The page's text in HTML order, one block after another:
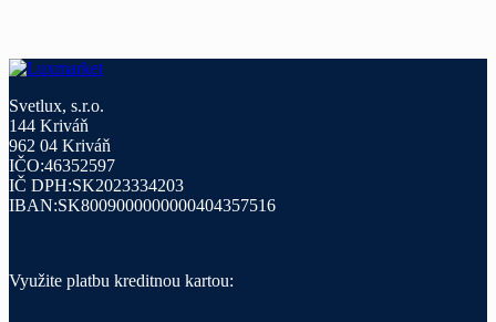
Svetlux, s.r.o.
144 Kriváň
962 04 Kriváň
IČO:46352597
IČ DPH:SK2023334203
IBAN:SK8009000000000404357516
Využite platbu kreditnou kartou: